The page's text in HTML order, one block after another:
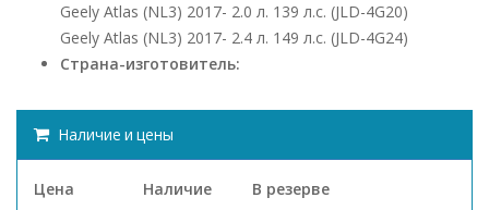
Geely Atlas (NL3) 2017- 2.0 л. 139 л.с. (JLD-4G20)
Geely Atlas (NL3) 2017- 2.4 л. 149 л.с. (JLD-4G24)
Страна-изготовитель:
Наличие и цены
Цена Наличие В резерве